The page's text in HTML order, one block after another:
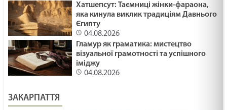
Хатшепсут: Таємниці жінки-фараона,
яка кинула виклик традиціям Давнього
Єгипту
04.08.2026
Гламур як граматика: мистецтво
візуальної грамотності та успішного
іміджу
04.08.2026
ЗАКАРПАТТЯ